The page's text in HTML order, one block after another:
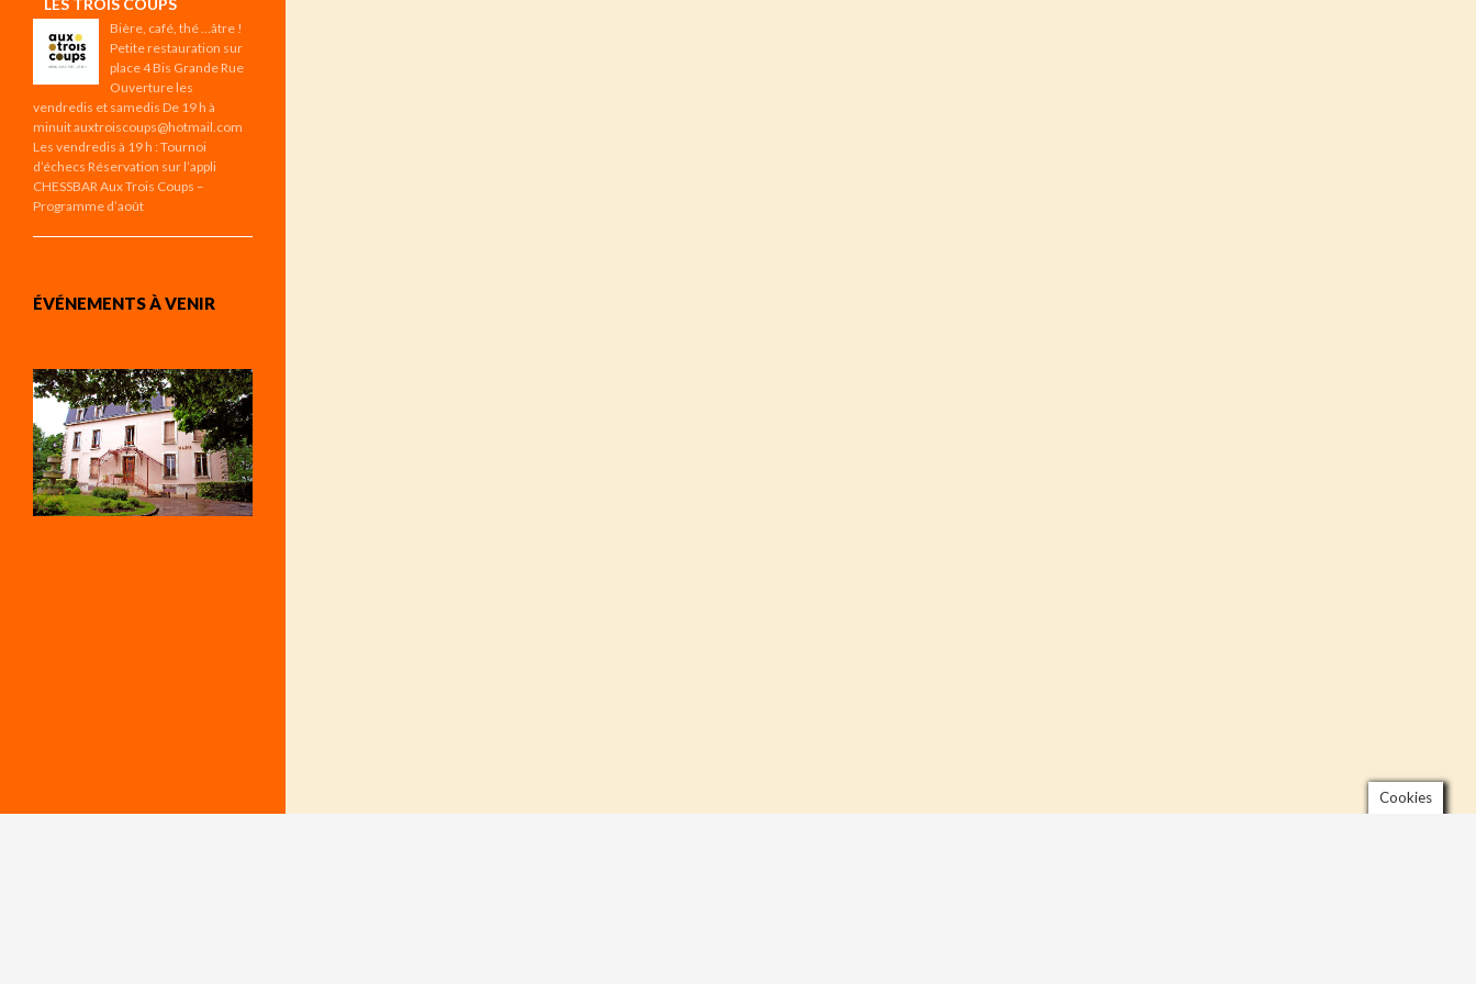
LES TROIS COUPS
Bière, café, thé …âtre !
Petite restauration sur
place 4 Bis Grande Rue
Ouverture les
vendredis et samedis De 19 h à
minuit auxtroiscoups@hotmail.com
Les vendredis à 19 h : Tournoi
d’échecs Réservation sur l’appli
CHESSBAR Aux Trois Coups –
Programme d’août
ÉVÉNEMENTS À VENIR
Cookies